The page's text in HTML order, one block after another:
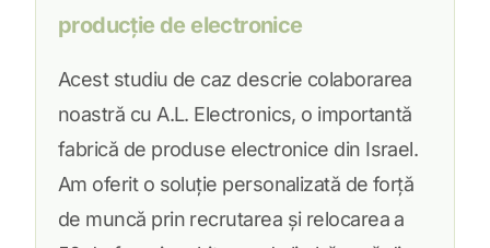
producție de electronice
Acest studiu de caz descrie colaborarea
noastră cu A.L. Electronics, o importantă
fabrică de produse electronice din Israel.
Am oferit o soluție personalizată de forță
de muncă prin recrutarea și relocarea a